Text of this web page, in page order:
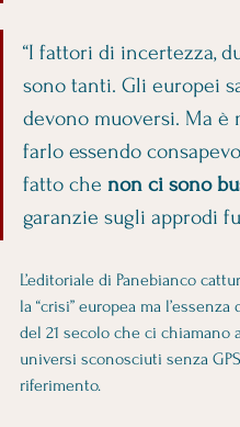
“I fattori di incertezza,
sono tanti. Gli europei
devono muoversi. Ma è
farlo essendo
fatto che non ci sono
garanzie sugli approdi
L’editoriale di Panebianco
la “crisi” europea ma
del 21 secolo che ci chiamano
universi sconosciuti senza
riferimento.